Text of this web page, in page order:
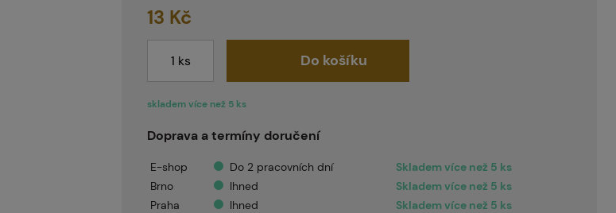
skladem více než 5 ks
13 Kč
Do košíku
Doprava a termíny doručení
E-shop Do 2 pracovních dní
Skladem více než 5 ks
Brno
Ihned
Skladem více než 5 ks
Praha
Ihned Skladem více než 5 ks